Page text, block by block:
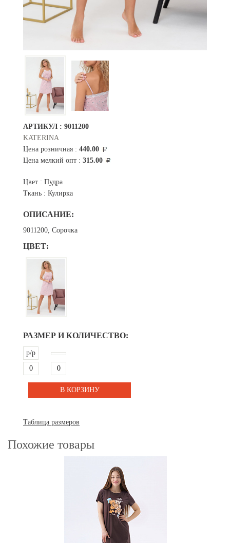
АРТИКУЛ : 9011200
KATERINA
Цена розничная : 440.00
Цена мелкий опт : 315.00
Цвет : Пудра
Ткань : Кулирка
ОПИСАНИЕ:
9011200, Сорочка
ЦВЕТ:
РАЗМЕР И КОЛИЧЕСТВО:
р/р
Таблица размеров
Похожие товары